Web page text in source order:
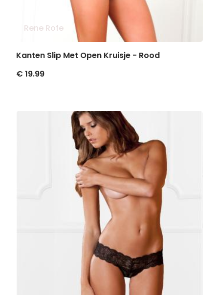
Rene Rofe
Kanten Slip Met Open Kruisje - Rood
€ 19.99